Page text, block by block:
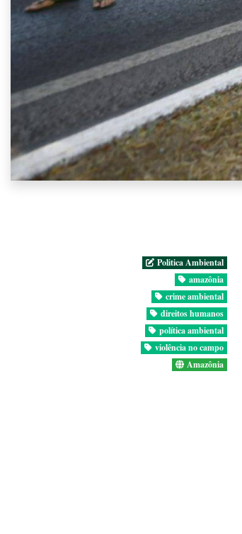
Politica Ambiental
amazônia
crime ambiental
direitos humanos
política ambiental
violência no campo
Amazônia